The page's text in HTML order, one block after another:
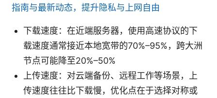
指南与最新动态，提升隐私与上网自由
下载速度：在近端服务器，使用高速协议的下
载速度通常接近本地宽带的70%–95%，跨大洲
节点可能降至20%–50%
上传速度：对云端备份、远程工作等场景，上
传速度往往比下载慢，优化点在于选择对称或